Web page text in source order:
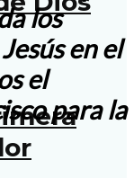
los
en el
el
para la